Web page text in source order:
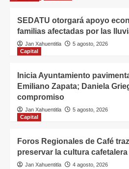
SEDATU otorgará apoyo
familias afectadas por las
Jan Xahuentitla
5 agosto, 2026
Capital
Inicia Ayuntamiento
Emiliano Zapata; Daniela
compromiso
Jan Xahuentitla
5 agosto, 2026
Capital
Foros Regionales de Café
preservar la cultura cafetalera
Jan Xahuentitla 4 agosto, 2026